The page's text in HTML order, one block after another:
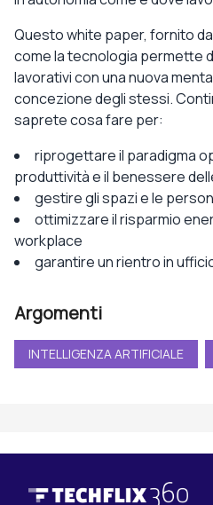
Questo white paper, fornito
come la tecnologia permette
lavorativi con una nuova
concezione degli stessi.
saprete cosa fare per:
riprogettare il paradigma
produttività e il benessere
gestire gli spazi e le
ottimizzare il risparmio
workplace
garantire un rientro in
Argomenti
INTELLIGENZA ARTIFICIALE